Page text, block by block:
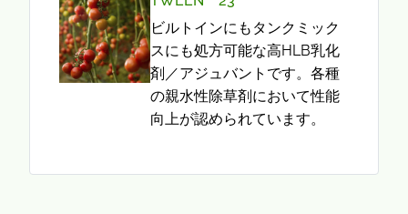
ビルトインにもタンクミック
スにも処方可能な高HLB乳化
剤／アジュバントです。各種
の親水性除草剤において性能
向上が認められています。